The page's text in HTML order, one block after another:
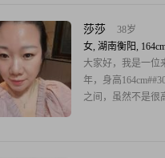
重要，所以我注
莎莎
38岁
女, 湖南衡阳,
大家好，我是一位
年，身高
之间，虽然不是很
活##3002##我的
活中的智慧和经